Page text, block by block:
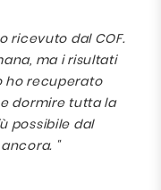
ricevuto dal COF.
ma i risultati
ho recuperato
dormire tutta la
possibile dal
"